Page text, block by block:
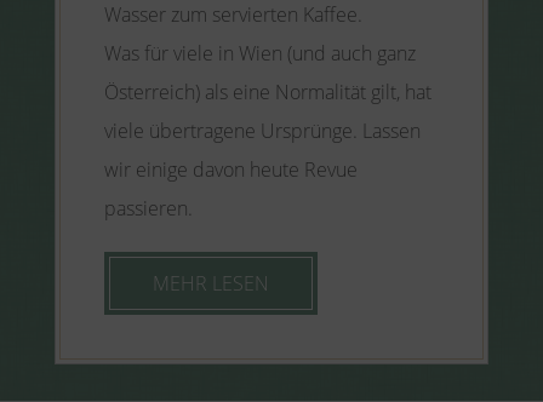
Wasser zum servierten Kaffee.
Was für viele in Wien (und auch ganz
Österreich) als eine Normalität gilt, hat
viele übertragene Ursprünge. Lassen
wir einige davon heute Revue
passieren.
MEHR LESEN